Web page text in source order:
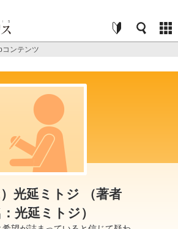
コンテンツ
）光延ミトジ （著者
光延ミトジ）